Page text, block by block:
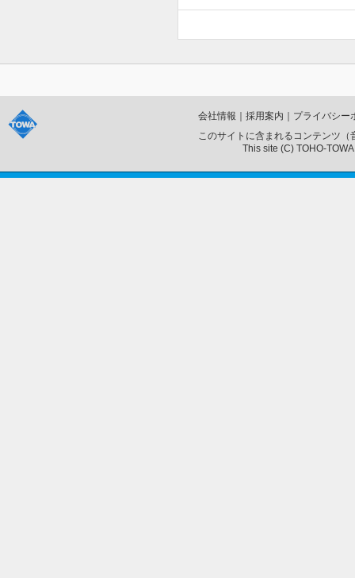
会社情報 採用案内
プライバシー
このサイトに含まれるコンテンツ
This site (C) TOHO-